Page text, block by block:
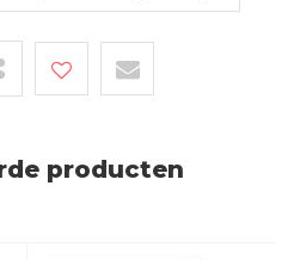
producten